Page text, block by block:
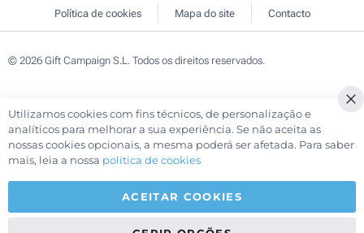
Política de cookies
Mapa do site Contacto
© 2026 Gift Campaign S.L. Todos os direitos reservados.
Utilizamos cookies com fins técnicos, de personalização e
analíticos para melhorar a sua experiência. Se não aceita as
nossas cookies opcionais, a mesma poderá ser afetada. Para saber
mais, leia a nossa política de cookies
ACEITAR COOKIES